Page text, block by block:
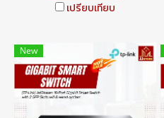
เปรียบเทียบ
New